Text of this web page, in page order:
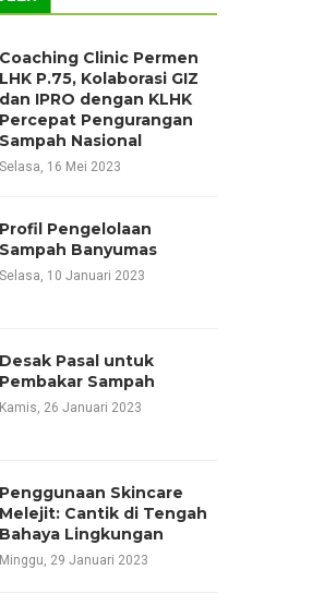
Coaching Clinic Permen
LHK P.75, Kolaborasi GIZ
dan IPRO dengan KLHK
Percepat Pengurangan
Sampah Nasional
Selasa, 16 Mei 2023
Profil Pengelolaan
Sampah Banyumas
Selasa, 10 Januari 2023
Desak Pasal untuk
Pembakar Sampah
Kamis, 26 Januari 2023
Penggunaan Skincare
Melejit: Cantik di Tengah
Bahaya Lingkungan
Minggu, 29 Januari 2023